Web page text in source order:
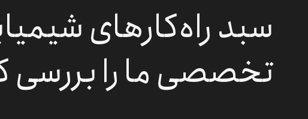
سبد راه‌کارهای
تخصصی ما را بررسی